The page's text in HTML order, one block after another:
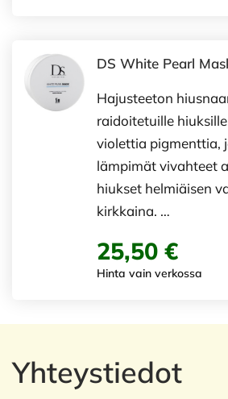
DS White Pearl
Hajusteeton
raidoitetuille
violettia pigmenttia,
lämpimät vivahteet
hiukset helmiäisen
kirkkaina. …
25,50 €
Hinta vain verkossa
Yhteystiedot